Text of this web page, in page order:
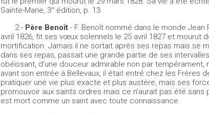
Sainte-Marie, 3° édition, p. 13.
2 - Père Benoît- F. Benoît nommé dans le monde Jean
avril 1826, fit ses vœux solennels le 25 avril 1827 et
mortification. Jamais il ne sortait après ses repas mais se
dans ses repas, passait une grande partie de ses
obéissant, d’une douceur admirable non par
avant son entrée à Bellevaux, il était entré chez les Frères
pratiquer une vie plus exacte et plus austère, mais ses
promouvoir aux saints ordres mais ce n’aurait pas été
est mort comme un saint avec toute connaissance.